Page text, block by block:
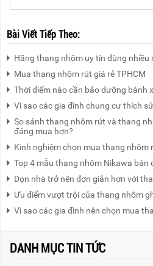
Bài Viết Tiếp Theo:
Hãng thang nhôm uy tín dùng nhiều
Mua thang nhôm rút giá rẻ TPHCM
Thời điểm nào cần bảo dưỡng bánh
Vì sao các gia đình chung cư thích
So sánh thang nhôm rút và thang
đáng mua hơn?
Kinh nghiệm chọn mua thang nhôm
Top 4 mẫu thang nhôm Nikawa bán
Dọn nhà trở nên đơn giản hơn với
Ưu điểm vượt trội của thang nhôm
Vì sao các gia đình nên chọn mua
DANH MỤC TIN TỨC